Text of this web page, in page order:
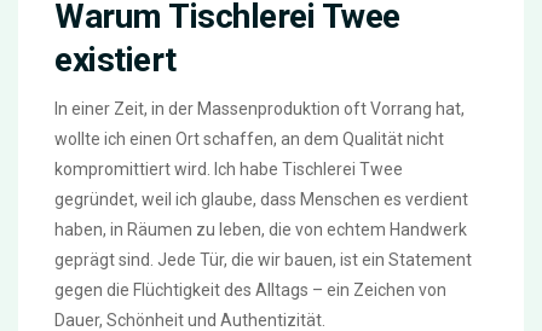
Warum Tischlerei Twee
existiert
In einer Zeit, in der Massenproduktion oft Vorrang hat,
wollte ich einen Ort schaffen, an dem Qualität nicht
kompromittiert wird. Ich habe Tischlerei Twee
gegründet, weil ich glaube, dass Menschen es verdient
haben, in Räumen zu leben, die von echtem Handwerk
geprägt sind. Jede Tür, die wir bauen, ist ein Statement
gegen die Flüchtigkeit des Alltags – ein Zeichen von
Dauer, Schönheit und Authentizität.